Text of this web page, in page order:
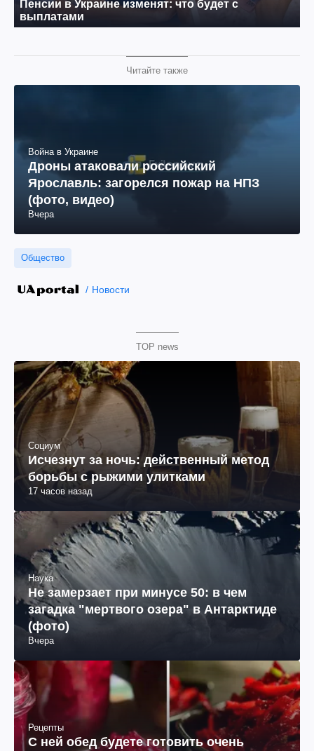
Читайте также
Война в Украине
Дроны атаковали российский
Ярославль: загорелся пожар на НПЗ
(фото, видео)
Вчера
Общество
Новости
TOP news
Социум
Исчезнут за ночь: действенный метод
борьбы с рыжими улитками
17 часов назад
Наука
Не замерзает при минусе 50: в чем
загадка "мертвого озера" в Антарктиде
(фото)
Вчера
Рецепты
С ней обед будете готовить очень